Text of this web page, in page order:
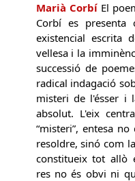
Marià CorbíEl
Corbí es
existencial escrita
vellesa i la
successió de
radical indagació
misteri de l'ésser i
absolut. L'eix
“misteri”, entesa
resoldre, sinó com
constitueix tot allò
res no és obvi ni